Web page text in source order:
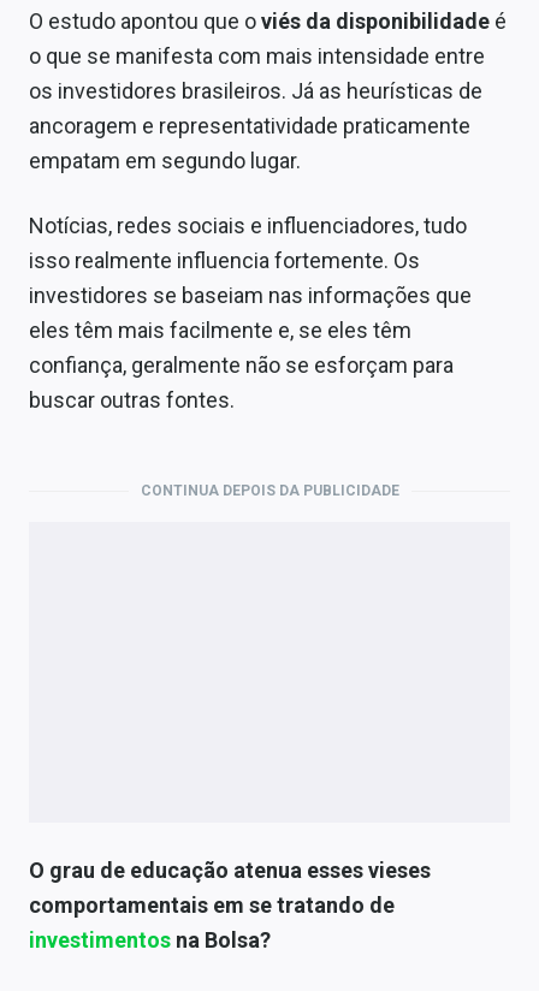
O estudo apontou que oviés da disponibilidade é
o que se manifesta com mais intensidade entre
os investidores brasileiros. Já as heurísticas de
ancoragem e representatividade praticamente
empatam em segundo lugar.
Notícias, redes sociais e influenciadores, tudo
isso realmente influencia fortemente. Os
investidores se baseiam nas informações que
eles têm mais facilmente e, se eles têm
confiança, geralmente não se esforçam para
buscar outras fontes.
CONTINUA DEPOIS DA PUBLICIDADE
O grau de educação atenua esses vieses
comportamentais em se tratando de
investimentos na Bolsa?